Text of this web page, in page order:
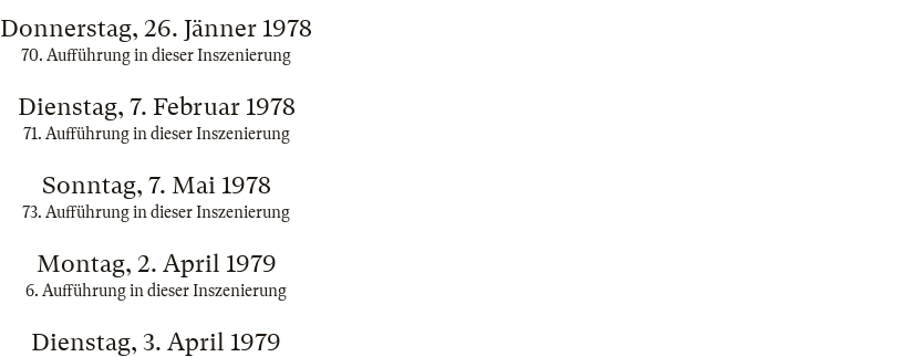
Donnerstag, 26. Jänner 1978
70. Aufführung in dieser Inszenierung
Dienstag, 7. Februar 1978
71. Aufführung in dieser Inszenierung
Sonntag, 7. Mai 1978
73. Aufführung in dieser Inszenierung
Montag, 2. April 1979
6. Aufführung in dieser Inszenierung
Dienstag, 3. April 1979